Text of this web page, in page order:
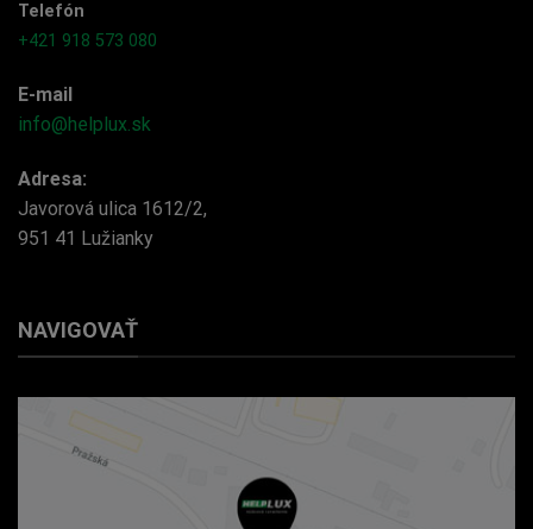
Telefón
+421 918 573 080
E-mail
info@helplux.sk
Adresa:
Javorová ulica 1612/2,
951 41 Lužianky
NAVIGOVAŤ